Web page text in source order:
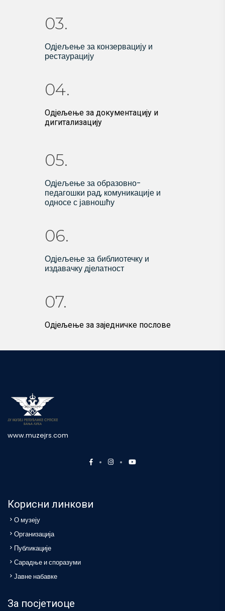
03.
Одјељење за конзервацију и
рестаурацију
04.
Одјељење за документацију и
дигитализацију
05.
Одјељење за образовно-
педагошки рад, комуникације и
односе с јавношћу
06.
Одјељење за библиотечку и
издавачку дјелатност
07.
Одјељење за заједничке послове
www.muzejrs.com
Корисни линкови
О музеју
Организација
Публикације
Сарадње и споразуми
Јавне набавке
За посјетиоце